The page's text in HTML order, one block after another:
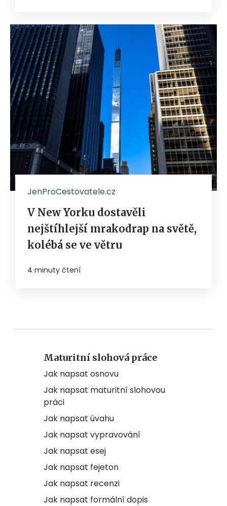
JenProCestovatele.cz
V New Yorku dostavěli
nejštíhlejší mrakodrap na světě,
kolébá se ve větru
4 minuty čtení
Maturitní slohová práce
Jak napsat osnovu
Jak napsat maturitní slohovou
práci
Jak napsat úvahu
Jak napsat vypravování
Jak napsat esej
Jak napsat fejeton
Jak napsat recenzi
Jak napsat formální dopis